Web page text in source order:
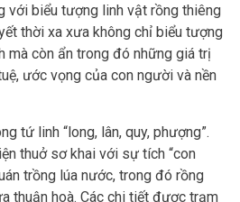
với biểu tượng linh vật rồng thiêng
thời xa xưa không chỉ biểu tượng
mà còn ẩn trong đó những giá trị
ước vọng của con người và nền
tứ linh “long, lân, quy, phượng”.
thuở sơ khai với sự tích “con
trồng lúa nước, trong đó rồng
thuận hoà. Các chi tiết được trạm